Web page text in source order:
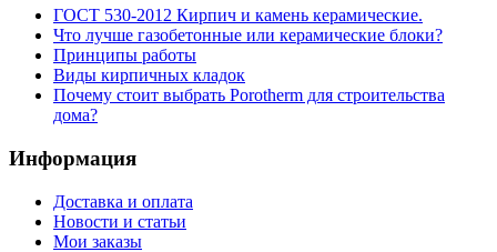
ГОСТ 530-2012 Кирпич и камень керамические.
Что лучше газобетонные или керамические блоки?
Принципы работы
Виды кирпичных кладок
Почему стоит выбрать Porotherm для строительства
дома?
Информация
Доставка и оплата
Новости и статьи
Мои заказы